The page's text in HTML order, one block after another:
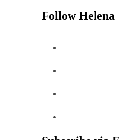
Follow Helena